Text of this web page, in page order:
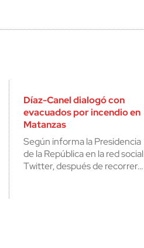
Díaz-Canel dialogó con
evacuados por incendio en
Matanzas
Según informa la Presidencia
de la República en la red social
Twitter, después de recorrer…